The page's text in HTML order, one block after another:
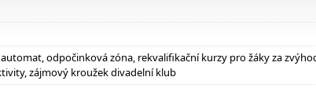
odpočinková zóna, rekvalifikační kurzy pro žáky za
zájmový kroužek divadelní klub